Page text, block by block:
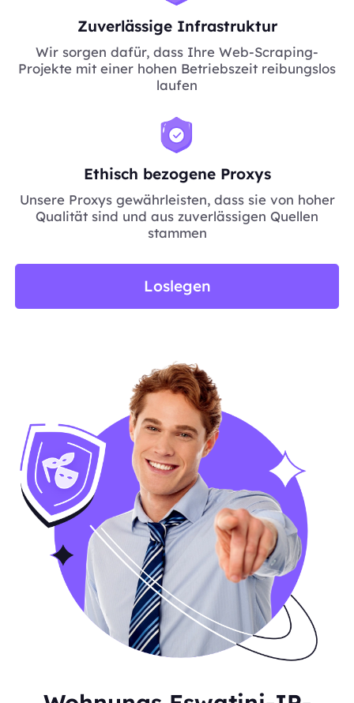
Zuverlässige Infrastruktur
Wir sorgen dafür, dass Ihre Web-Scraping-
Projekte mit einer hohen Betriebszeit reibungslos
laufen
Ethisch bezogene Proxys
Unsere Proxys gewährleisten, dass sie von hoher
Qualität sind und aus zuverlässigen Quellen
stammen
Loslegen